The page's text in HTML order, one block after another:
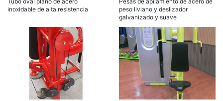
inoxidable de alta resistencia
peso liviano y deslizador
galvanizado y suave